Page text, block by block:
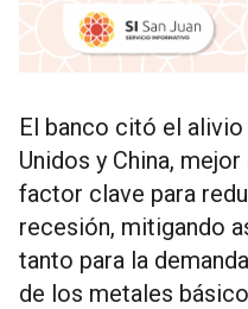
El banco citó el
Unidos y China,
factor clave para
recesión, mitigando
tanto para la
de los metales